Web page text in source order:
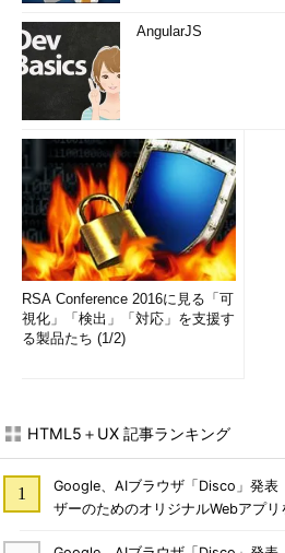
AngularJS
RSA Conference 2016に見る「可
視化」「検出」「対応」を支援す
る製品たち (1/2)
HTML5＋UX 記事ランキング
Google、AIブラウザ「Disco」発
ザーのためのオリジナルWebアプリ